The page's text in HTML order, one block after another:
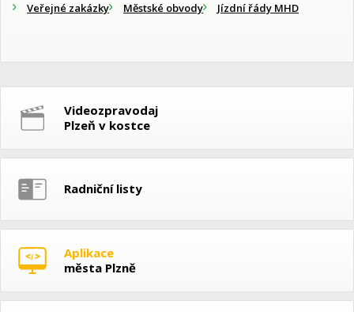
Veřejné zakázky
Městské obvody Jízdní řády MHD
Videozpravodaj
Plzeň v kostce
Radniční listy
Aplikace
města Plzně